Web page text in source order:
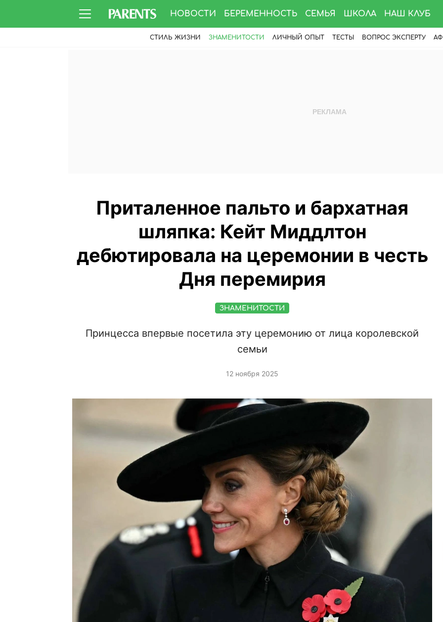
НОВОСТИ БЕРЕМЕННОСТЬ СЕМЬЯ ШКОЛА НАШ КЛУБ
СТИЛЬ ЖИЗНИ ЗНАМЕНИТОСТИ ЛИЧНЫЙ ОПЫТ ТЕСТЫ ВОПРОС ЭКСПЕРТУ
Приталенное пальто и бархатная
шляпка: Кейт Миддлтон
дебютировала на церемонии в честь
Дня перемирия
ЗНАМЕНИТОСТИ
Принцесса впервые посетила эту церемонию от лица королевской
семьи
12 ноября 2025